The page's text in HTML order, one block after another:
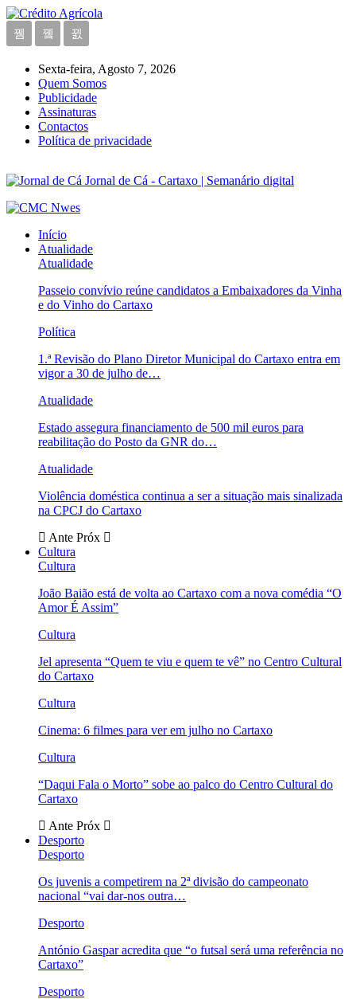
Sexta-feira, Agosto 7, 2026
Quem Somos
Publicidade
Assinaturas
Contactos
Política de privacidade
Jornal de Cá - Cartaxo | Semanário digital
Início
Atualidade
Atualidade
Passeio convívio reúne candidatos a Embaixadores da Vinha
e do Vinho do Cartaxo
Política
1.ª Revisão do Plano Diretor Municipal do Cartaxo entra em
vigor a 30 de julho de…
Atualidade
Estado assegura financiamento de 500 mil euros para
reabilitação do Posto da GNR do…
Atualidade
Violência doméstica continua a ser a situação mais sinalizada
na CPCJ do Cartaxo
Ante Próx
Cultura
Cultura
João Baião está de volta ao Cartaxo com a nova comédia “O
Amor É Assim”
Cultura
Jel apresenta “Quem te viu e quem te vê” no Centro Cultural
do Cartaxo
Cultura
Cinema: 6 filmes para ver em julho no Cartaxo
Cultura
“Daqui Fala o Morto” sobe ao palco do Centro Cultural do
Cartaxo
Ante Próx
Desporto
Desporto
Os juvenis a competirem na 2ª divisão do campeonato
nacional “vai dar-nos outra…
Desporto
António Gaspar acredita que “o futsal será uma referência no
Cartaxo”
Desporto